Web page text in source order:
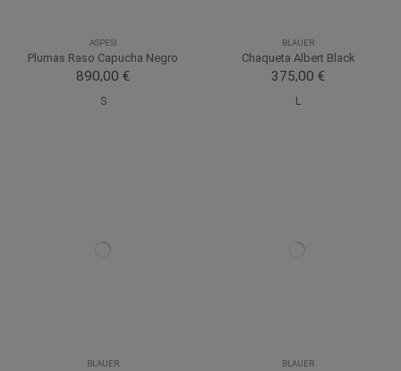
ASPESI
Plumas Raso Capucha Negro
890,00 €
S
BLAUER
Chaqueta Albert Black
375,00 €
L
BLAUER BLAUER